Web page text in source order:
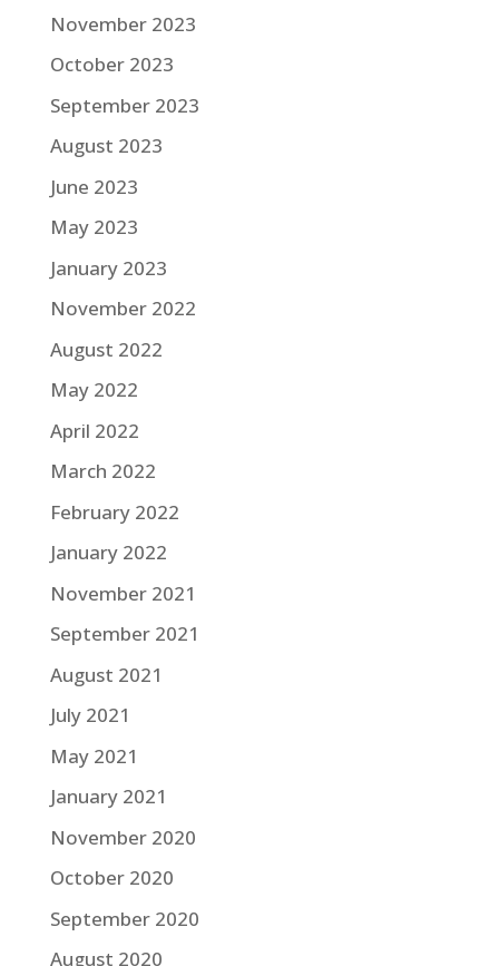
November 2023
October 2023
September 2023
August 2023
June 2023
May 2023
January 2023
November 2022
August 2022
May 2022
April 2022
March 2022
February 2022
January 2022
November 2021
September 2021
August 2021
July 2021
May 2021
January 2021
November 2020
October 2020
September 2020
August 2020